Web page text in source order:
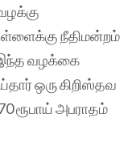
நீதிமன்றம்
இந்த வழக்கை
ஒரு கிறிஸ்தவ
ரூபாய் அபராதம்